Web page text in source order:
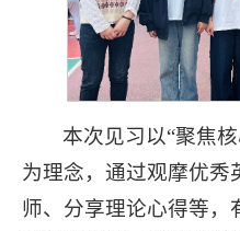
本次见习以“聚焦
为理念，通过观摩优秀
师、分享理论心得等，